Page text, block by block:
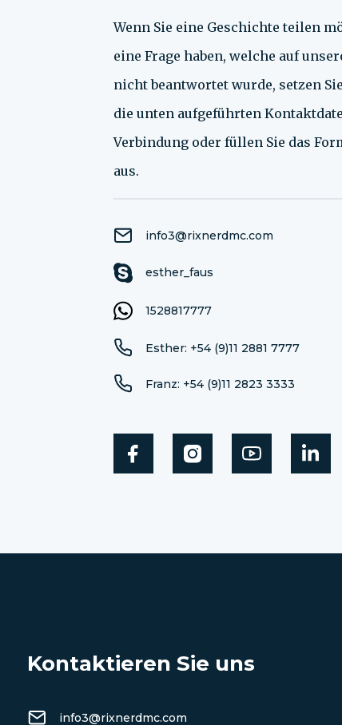
Wenn Sie eine Geschichte teilen
eine Frage haben, welche auf
nicht beantwortet wurde, setzen
die unten aufgeführten
Verbindung oder füllen Sie das
aus.
info3@rixnerdmc.com
esther_faus
1528817777
Esther: +54 (9)11 2881 7777
Franz: +54 (9)11 2823 3333
Kontaktieren Sie uns
info3@rixnerdmc.com